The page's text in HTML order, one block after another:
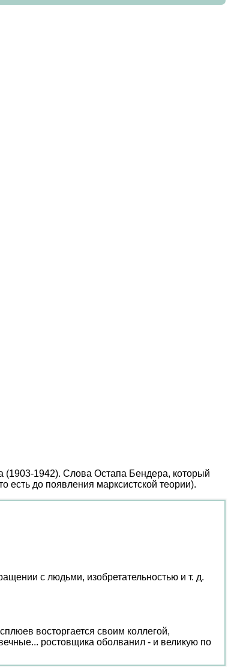
(1903-1942). Слова Остапа Бендера, который
есть до появления марксистской теории).
с людьми, изобретательностью и т. д.
восторгается своим коллегой,
ростовщика оболванил - и великую по